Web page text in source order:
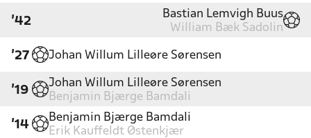
'42
Bastian Lemvigh Buus
William Bæk Sadolin
'27 Johan Willum Lilleøre Sørensen
'19
Johan Willum Lilleøre Sørensen
Benjamin Bjærge Bamdali
'14
Benjamin Bjærge Bamdali
Erik Kauffeldt Østenkjær